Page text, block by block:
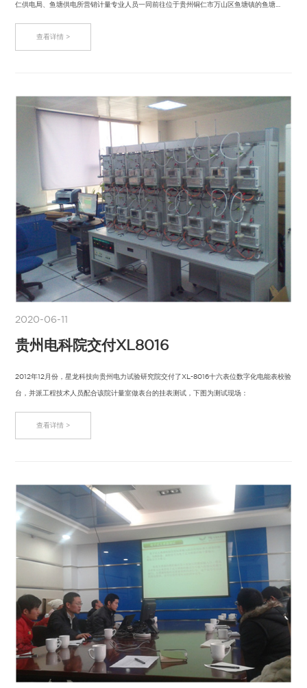
仁供电局、鱼塘供电所营销计量专业人员一同前往位于贵州铜仁市万山区鱼塘镇的鱼塘
查看详情 >
2020-06-11
贵州电科院交付XL8016
2012年12月份，星龙科技向贵州电力试验研究院交付了XL-8016十六表位数字化电能表校验
台，并派工程技术人员配合该院计量室做表台的挂表测试，下图为测试现场：
查看详情 >